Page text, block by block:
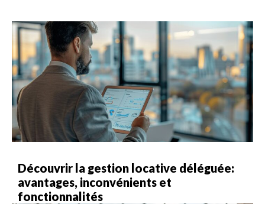
Découvrir la gestion locative déléguée:
avantages, inconvénients et
fonctionnalités